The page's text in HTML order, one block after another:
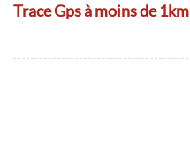
Trace Gps à moins de 1km